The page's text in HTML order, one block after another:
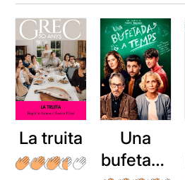
La truita
Una
bufetada